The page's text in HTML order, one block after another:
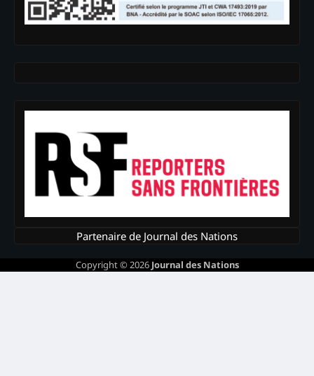
Partenaire de Journal des Nations
Copyright © 2026 Journal des Nations